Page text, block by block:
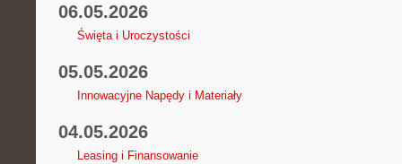
06.05.2026
Święta i Uroczystości
05.05.2026
Innowacyjne Napędy i Materiały
04.05.2026
Leasing i Finansowanie